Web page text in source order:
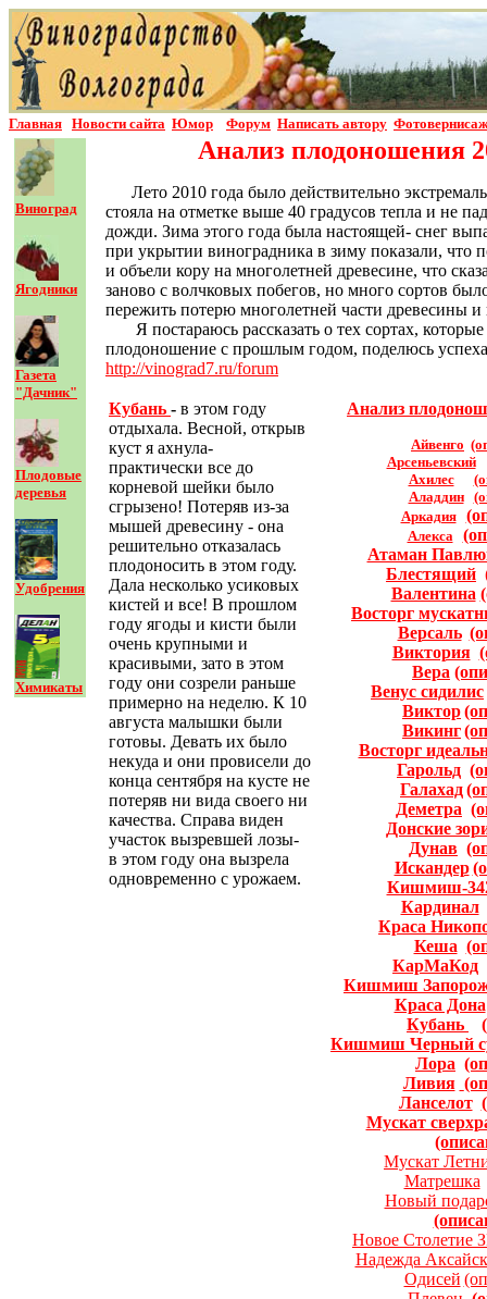
Главная Новости сайта Юмор Форум Написать автору
Виноград
Ягодники
Газета
"Дачник"
Плодовые
деревья
Удобрения
Химикаты
Анализ плодоношения
Лето 2010 года было действительно
стояла на отметке выше 40 градусов тепла и не
дожди. Зима этого года была настоящей- снег
при укрытии виноградника в зиму показали, что
и объели кору на многолетней древесине, что
заново с волчковых побегов, но много сортов
пережить потерю многолетней части древесины и
Я постараюсь рассказать о тех сортах,
плодоношение с прошлым годом, поделюсь
http://vinograd7.ru/forum
Кубань - в этом году
отдыхала. Весной, открыв
куст я ахнула-
практически все до
корневой шейки было
сгрызено! Потеряв из-за
мышей древесину - она
решительно отказалась
плодоносить в этом году.
Дала несколько усиковых
кистей и все! В прошлом
году ягоды и кисти были
очень крупными и
красивыми, зато в этом
году они созрели раньше
примерно на неделю. К 10
августа малышки были
готовы. Девать их было
некуда и они провисели до
конца сентября на кусте не
потеряв ни вида своего ни
качества. Справа виден
участок вызревшей лозы-
в этом году она вызрела
одновременно с урожаем.
Анализ
Айвенго
Арсеньевский
Ахилес
Аладдин
Аркадия
Алекса
Атаман
Блестящий
Валентина
Восторг
Версаль
Виктория
Вера
Венус сидилис
Виктор
Викинг
Восторг
Гарольд
Галахад
Деметра
Донские
Дунав
Искандер
Кишмиш-
Кардинал
Краса
Кеша
КарМаКод
Кишмиш
Краса Дона
Кубань
Кишмиш Черный
Лора
Ливия
Ланселот
Мускат
Мускат
Матрешка
Новый
Новое Столетие
Надежда
Одисей